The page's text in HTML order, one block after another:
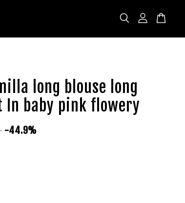
long blouse long
baby pink flowery
-44.9%